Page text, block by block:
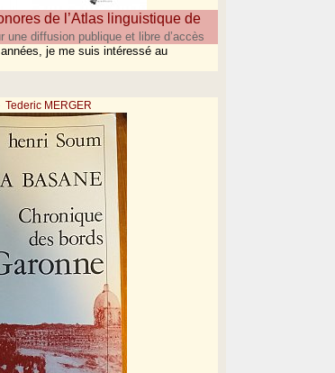
de l’Atlas linguistique de
une diffusion publique et libre d’accès
je me suis intéressé au
Tederic MERGER